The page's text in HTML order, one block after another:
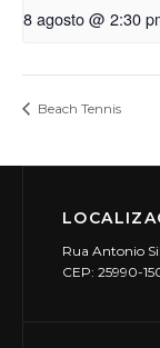
8 agosto @ 2:30
Beach Tennis
Rua Antonio
CEP: 25990-